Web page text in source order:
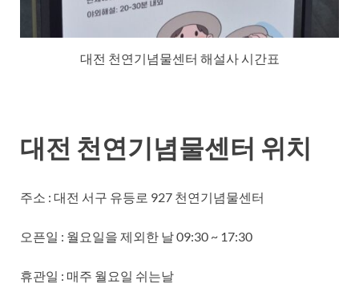
대전 천연기념물센터 해설사 시간표
대전 천연기념물센터 위치
주소 : 대전 서구 유등로 927 천연기념물센터
오픈일 : 월요일을 제외한 날 09:30 ~ 17:30
휴관일 : 매주 월요일 쉬는날